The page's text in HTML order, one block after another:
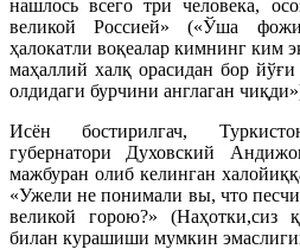
нашлось всего три человека,
великой Россией» («Ўша
ҳалокатли воқеалар кимнинг ким
маҳаллий халқ орасидан бор
олдидаги бурчини англаган
Исён бостирилгач,
губернатори Духовский
мажбуран олиб келинган
«Ужели не понимали вы, что
великой горою?» (Наҳотки,сиз
билан курашиши мумкин